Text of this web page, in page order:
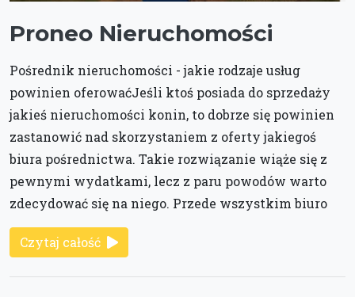
Proneo Nieruchomości
Pośrednik nieruchomości - jakie rodzaje usług
powinien oferowaćJeśli ktoś posiada do sprzedaży
jakieś nieruchomości konin, to dobrze się powinien
zastanowić nad skorzystaniem z oferty jakiegoś
biura pośrednictwa. Takie rozwiązanie wiąże się z
pewnymi wydatkami, lecz z paru powodów warto
zdecydować się na niego. Przede wszystkim biuro
Czytaj całość